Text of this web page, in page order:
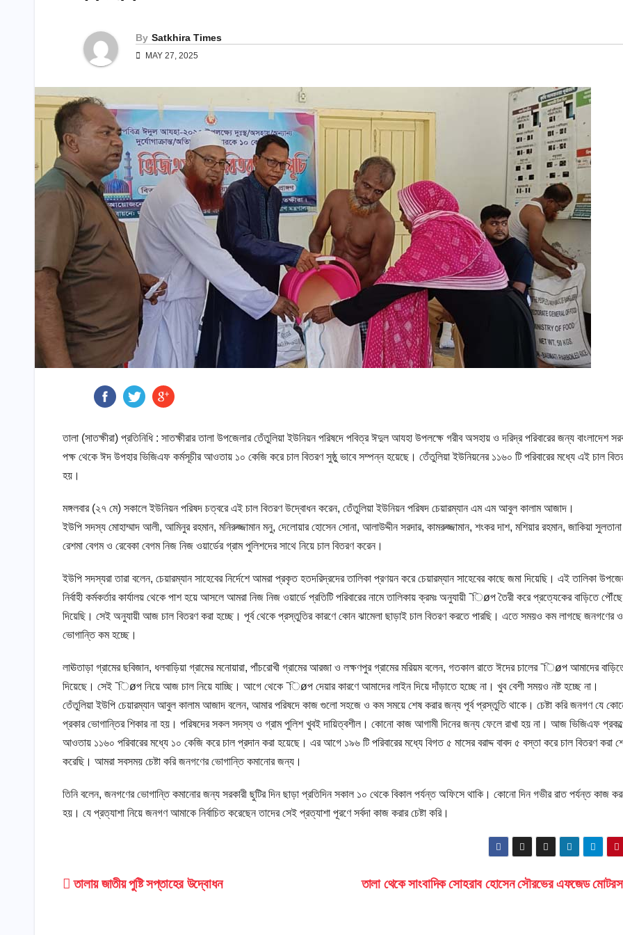
By Satkhira Times
MAY 27, 2025
তালা (সাতক্ষীরা) প্রতিনিধি : সাতক্ষীরার তালা উপজেলার তেঁতুলিয়া ইউনিয়ন পরিষদে পবিত্র ঈদুল আযহা উপলক্ষে গরীব অসহায় ও দরিদ্র পরিবারের জন্য বাংলাদেশ
পক্ষ থেকে ঈদ উপহার ভিজিএফ কর্মসূচীর আওতায় ১০ কেজি করে চাল বিতরণ সুষ্ঠু ভাবে সম্পন্ন হয়েছে। তেঁতুলিয়া ইউনিয়নের ১১৬০ টি পরিবারের মধ্যে এই চাল
হয়।
মঙ্গলবার (২৭ মে) সকালে ইউনিয়ন পরিষদ চত্বরে এই চাল বিতরণ উদ্বোধন করেন, তেঁতুলিয়া ইউনিয়ন পরিষদ চেয়ারম্যান এম এম আবুল কালাম আজাদ।
ইউপি সদস্য মোহাম্মাদ আলী, আমিনুর রহমান, মনিরুজ্জামান মনু, দেলোয়ার হোসেন সোনা, আলাউদ্দীন সরদার, কামরুজ্জামান, শংকর দাশ, মশিয়ার রহমান, জাকিয়া
রেশমা বেগম ও রেবেকা বেগম নিজ নিজ ওয়ার্ডের গ্রাম পুলিশদের সাথে নিয়ে চাল বিতরণ করেন।
ইউপি সদস্যরা তারা বলেন, চেয়ারম্যান সাহেবের নির্দেশে আমরা প্রকৃত হতদরিদ্রদের তালিকা প্রণয়ন করে চেয়ারম্যান সাহেবের কাছে জমা দিয়েছি। এই তালিকা
নির্বাহী কর্মকর্তার কার্যালয় থেকে পাশ হয়ে আসলে আমরা নিজ নিজ ওয়ার্ডে প্রতিটি পরিবারের নামে তালিকায় ক্রমঃ অনুযায়ী ¯িøপ তৈরী করে প্রত্যেকের বাড়িতে পৌঁছে
দিয়েছি। সেই অনুযায়ী আজ চাল বিতরণ করা হচ্ছে। পূর্ব থেকে প্রস্তুতির কারণে কোন ঝামেলা ছাড়াই চাল বিতরণ করতে পারছি। এতে সময়ও কম লাগছে জনগণের ও
ভোগান্তি কম হচ্ছে।
লাঊতাড়া গ্রামের ছবিজান, ধলবাড়িয়া গ্রামের মনোয়ারা, পাঁচরোখী গ্রামের আরজা ও লক্ষণপুর গ্রামের মরিয়ম বলেন, গতকাল রাতে ঈদের চালের ¯িøপ আমাদের
দিয়েছে। সেই ¯িøপ নিয়ে আজ চাল নিয়ে যাচ্ছি। আগে থেকে ¯িøপ দেয়ার কারণে আমাদের লাইন দিয়ে দাঁড়াতে হচ্ছে না। খুব বেশী সময়ও নষ্ট হচ্ছে না।
তেঁতুলিয়া ইউপি চেয়ারম্যান আবুল কালাম আজাদ বলেন, আমার পরিষদে কাজ গুলো সহজে ও কম সময়ে শেষ করার জন্য পূর্ব প্রস্তুতি থাকে। চেষ্টা করি জনগণ যে
প্রকার ভোগান্তির শিকার না হয়। পরিষদের সকল সদস্য ও গ্রাম পুলিশ খুবই দায়িত্বশীল। কোনো কাজ আগামী দিনের জন্য ফেলে রাখা হয় না। আজ ভিজিএফ
আওতায় ১১৬০ পরিবারের মধ্যে ১০ কেজি করে চাল প্রদান করা হয়েছে। এর আগে ১৯৬ টি পরিবারের মধ্যে বিগত ৫ মাসের বরাদ্দ বাবদ ৫ বস্তা করে চাল বিতরণ করা
করেছি। আমরা সবসময় চেষ্টা করি জনগণের ভোগান্তি কমানোর জন্য।
তিনি বলেন, জনগণের ভোগান্তি কমানোর জন্য সরকারী ছুটির দিন ছাড়া প্রতিদিন সকাল ১০ থেকে বিকাল পর্যন্ত অফিসে থাকি। কোনো দিন গভীর রাত পর্যন্ত কাজ
হয়। যে প্রত্যাশা নিয়ে জনগণ আমাকে নির্বাচিত করেছেন তাদের সেই প্রত্যাশা পূরণে সর্বদা কাজ করার চেষ্টা করি।
Post
তালা থেকে সাংবাদিক সোহরাব হোসেন সৌরভের এফজেড
তালায় জাতীয় পুষ্টি সপ্তাহের উদ্বোধন